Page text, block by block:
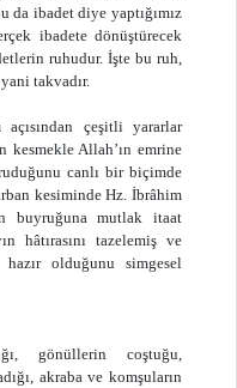
ibadet diye yaptığımız
ibadete dönüştürecek
ruhudur. İşte bu ruh,
takvadır.
çeşitli yararlar
Allah’ın emrine
canlı bir biçimde
kesiminde Hz. İbrâhim
buyruğuna mutlak itaat
hâtırasını tazelemiş ve
olduğunu simgesel
gönüllerin coştuğu,
akraba ve komşuların